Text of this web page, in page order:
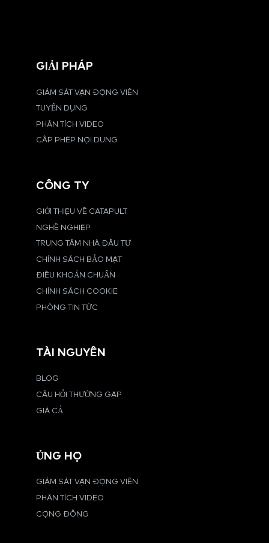
GIẢI PHÁP
GIÁM SÁT VẬN ĐỘNG VIÊN
TUYỂN DỤNG
PHÂN TÍCH VIDEO
CẤP PHÉP NỘI DUNG
CÔNG TY
GIỚI THIỆU VỀ CATAPULT
NGHỀ NGHIỆP
TRUNG TÂM NHÀ ĐẦU TƯ
CHÍNH SÁCH BẢO MẬT
ĐIỀU KHOẢN CHUẨN
CHÍNH SÁCH COOKIE
PHÒNG TIN TỨC
TÀI NGUYÊN
BLOG
CÂU HỎI THƯỜNG GẶP
GIÁ CẢ
ỦNG HỘ
GIÁM SÁT VẬN ĐỘNG VIÊN
PHÂN TÍCH VIDEO
CỘNG ĐỒNG